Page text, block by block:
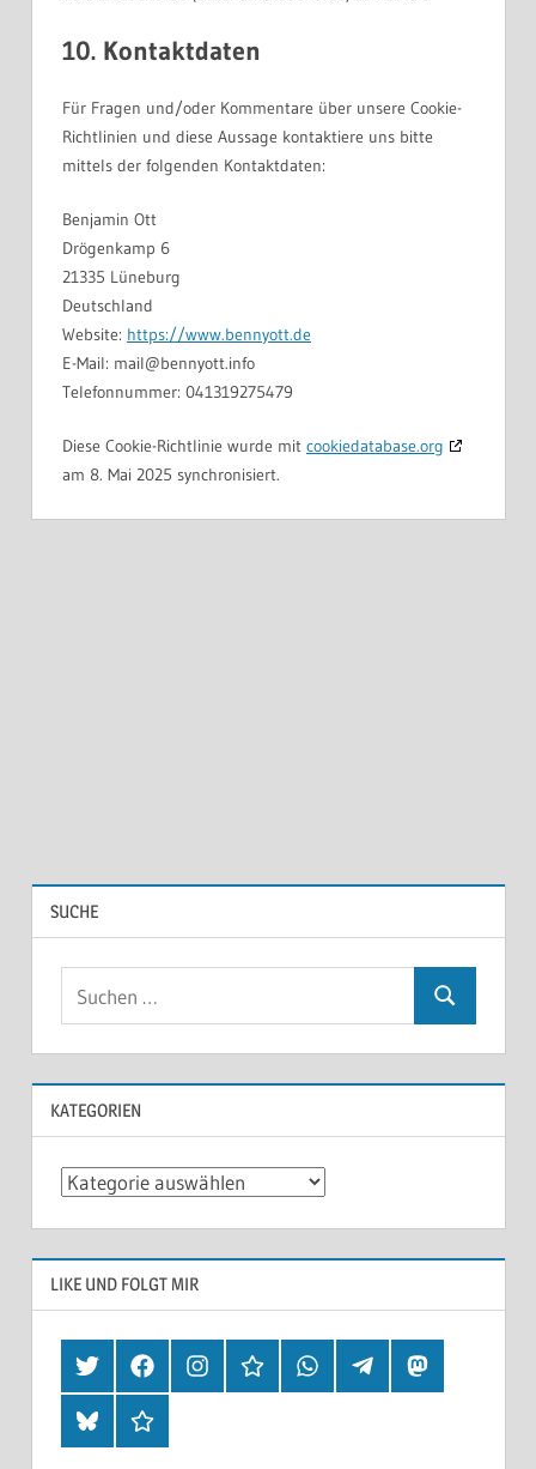
10. Kontaktdaten
Für Fragen und/oder Kommentare über unsere Cookie-
Richtlinien und diese Aussage kontaktiere uns bitte
mittels der folgenden Kontaktdaten:
Benjamin Ott
Drögenkamp 6
21335 Lüneburg
Deutschland
Website: https://www.bennyott.de
E-Mail: mail@bennyott.info
Telefonnummer: 041319275479
Diese Cookie-Richtlinie wurde mit cookiedatabase.org
am 8. Mai 2025 synchronisiert.
SUCHE
KATEGORIEN
Kategorien
LIKE UND FOLGT MIR
TwitterFacebookInstagramHearthisWhatsappTelegramMastodon
BlueskyThreads